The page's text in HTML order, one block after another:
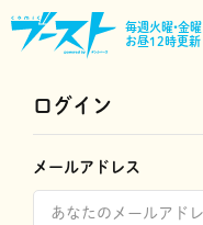
毎週火曜•金曜
お昼12時更新
ログイン
メールアドレス